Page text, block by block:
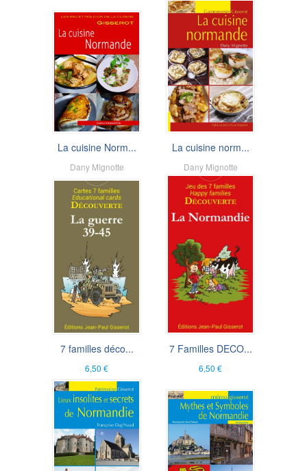
La cuisine Norm...
Dany Mignotte
3,00 €
La cuisine norm...
Dany Mignotte
6,00 €
7 familles déco...
6,50 €
7 Familles DECO...
6,50 €